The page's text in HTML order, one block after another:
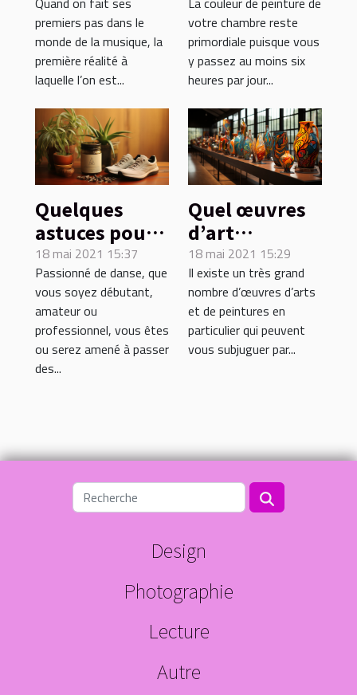
premiers pas dans le
monde de la musique, la
première réalité à
laquelle l’on est...
peinture de
votre
chambre
votre chambre reste
primordiale puisque vous
y passez au moins six
heures par jour...
Quelques
astuces pour
bien préparer
son audition
de danse
18 mai 2021 15:37
Passionné de danse, que
vous soyez débutant,
amateur ou
professionnel, vous êtes
ou serez amené à passer
des...
Quel œuvres
d’art
découvrir à
tout prix ?
18 mai 2021 15:29
Il existe un très grand
nombre d’œuvres d’arts
et de peintures en
particulier qui peuvent
vous subjuguer par...
Design
Photographie
Lecture
Autre